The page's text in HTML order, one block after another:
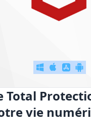
Total
vie